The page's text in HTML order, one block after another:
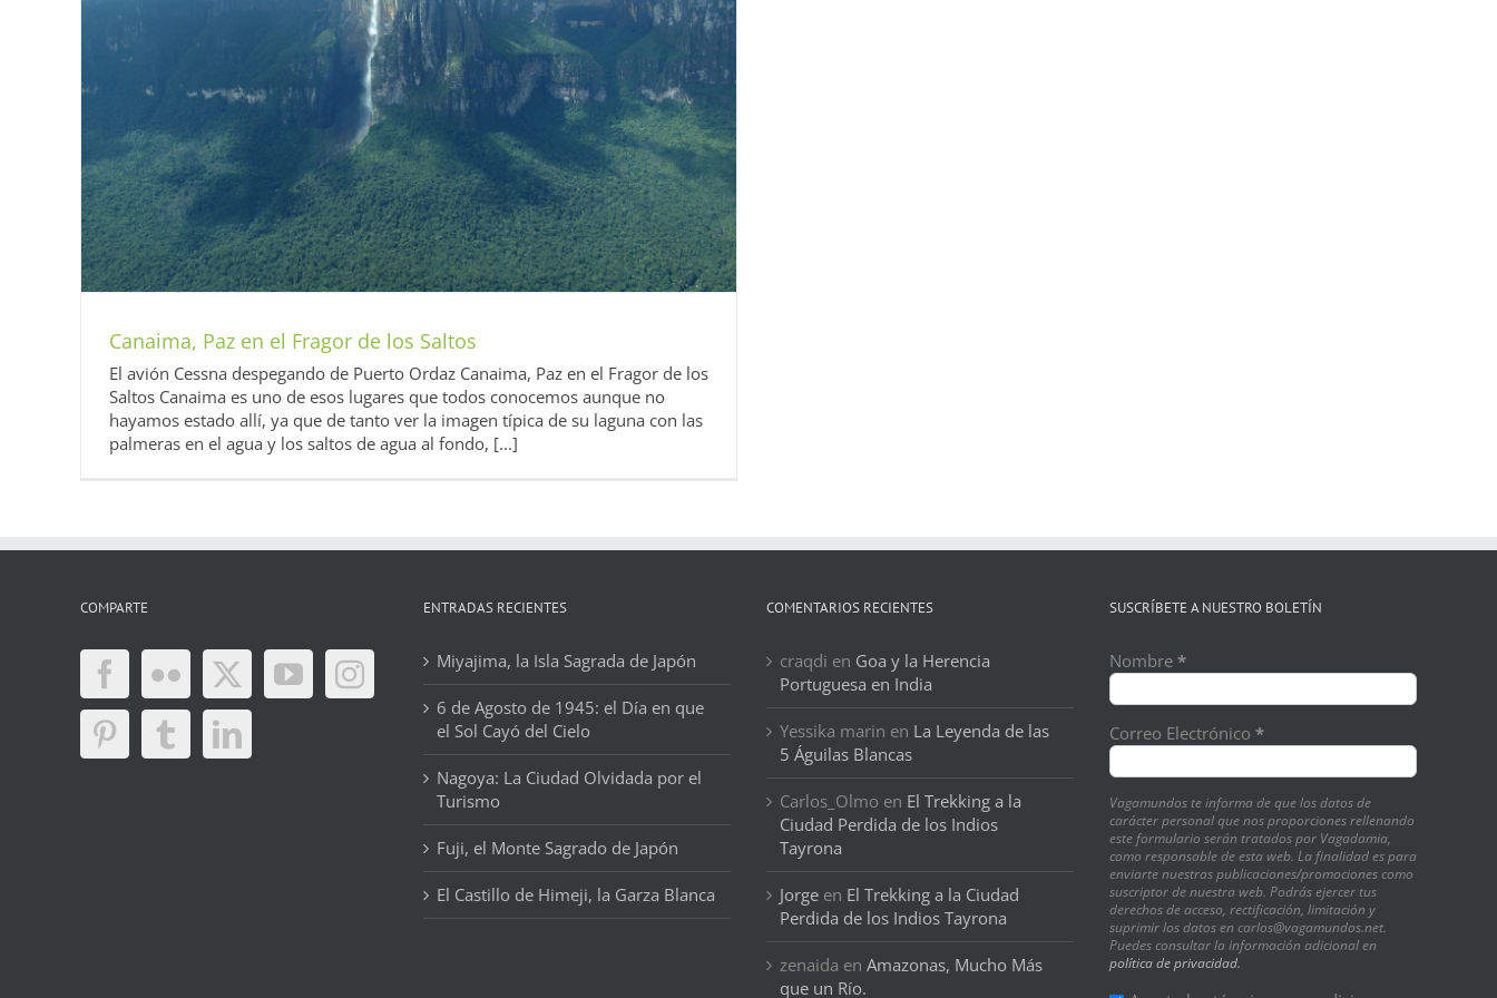
Canaima, Paz en el Fragor de los Saltos
El avión Cessna despegando de Puerto Ordaz Canaima, Paz en el Fragor de los
Saltos Canaima es uno de esos lugares que todos conocemos aunque no
hayamos estado allí, ya que de tanto ver la imagen típica de su laguna con las
palmeras en el agua y los saltos de agua al fondo, [...]
COMPARTE ENTRADAS RECIENTES
Miyajima, la Isla Sagrada de Japón
6 de Agosto de 1945: el Día en que
el Sol Cayó del Cielo
Nagoya: La Ciudad Olvidada por el
Turismo
Fuji, el Monte Sagrado de Japón
El Castillo de Himeji, la Garza Blanca
COMENTARIOS RECIENTES
craqdi en Goa y la Herencia
Portuguesa en India
Yessika marin en La Leyenda de las
5 Águilas Blancas
Carlos_Olmo en El Trekking a la
Ciudad Perdida de los Indios
Tayrona
Jorge en El Trekking a la Ciudad
Perdida de los Indios Tayrona
zenaida en Amazonas, Mucho Más
que un Río.
SUSCRÍBETE A NUESTRO BOLETÍN
Nombre *
Correo Electrónico *
Vagamundos te informa de que los datos de
carácter personal que nos proporciones rellenando
este formulario serán tratados por Vagadamia,
como responsable de esta web. La finalidad es para
enviarte nuestras publicaciones/promociones como
suscriptor de nuestra web. Podrás ejercer tus
derechos de acceso, rectificación, limitación y
suprimir los datos en carlos@vagamundos.net.
Puedes consultar la información adicional en
política de privacidad.